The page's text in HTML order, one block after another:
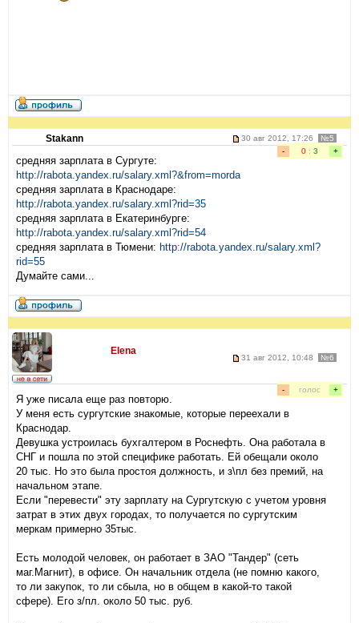
Stakann 30 авг 2012, 17:26
№5
-
0: 3 +
средняя зарплата в Сургуте:
http://rabota.yandex.ru/salary.xml?&from=morda
средняя зарплата в Краснодаре:
http://rabota.yandex.ru/salary.xml?rid=35
средняя зарплата в Екатеринбурге:
http://rabota.yandex.ru/salary.xml?rid=54
средняя зарплата в Тюмени: http://rabota.yandex.ru/salary.xml?
rid=55
Думайте сами...
Elena
31 авг 2012, 10:48 №6
- голос +
Я уже писала еще раз повторю.
У меня есть сургутские знакомые, которые переехали в
Краснодар.
Девушка устроилась бухгалтером в Роснефть. Она работала в
СНГ и пошла по этой специфике работать. Ей обещали около
20 тыс. Но это была простоя должность, и з\пл без премий, на
начальном этапе.
Если "перевести" эту зарплату на Сургутскую с учетом уровня
затрат в этих двух городах, то получается по сургутским
меркам примерно 35тыс.
Есть молодой человек, он работает в ЗАО "Тандер" (сеть
маг.Магнит), в офисе. Он начальник отдела (не помню какого,
то ли закупок, то ли сбыла, но в общем в какой-то такой
сфере). Его з/пл. около 50 тыс. руб.